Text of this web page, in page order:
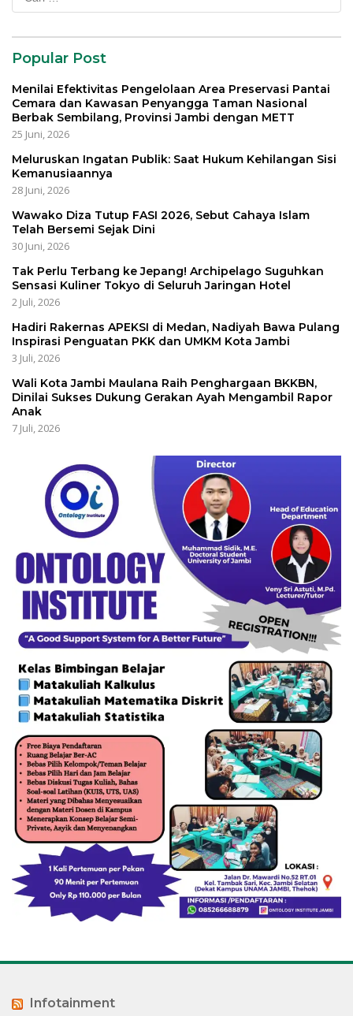
Popular Post
Menilai Efektivitas Pengelolaan Area Preservasi Pantai
Cemara dan Kawasan Penyangga Taman Nasional
Berbak Sembilang, Provinsi Jambi dengan METT
25 Juni, 2026
Meluruskan Ingatan Publik: Saat Hukum Kehilangan Sisi
Kemanusiaannya
28 Juni, 2026
Wawako Diza Tutup FASI 2026, Sebut Cahaya Islam
Telah Bersemi Sejak Dini
30 Juni, 2026
Tak Perlu Terbang ke Jepang! Archipelago Suguhkan
Sensasi Kuliner Tokyo di Seluruh Jaringan Hotel
2 Juli, 2026
Hadiri Rakernas APEKSI di Medan, Nadiyah Bawa Pulang
Inspirasi Penguatan PKK dan UMKM Kota Jambi
3 Juli, 2026
Wali Kota Jambi Maulana Raih Penghargaan BKKBN,
Dinilai Sukses Dukung Gerakan Ayah Mengambil Rapor
Anak
7 Juli, 2026
Infotainment